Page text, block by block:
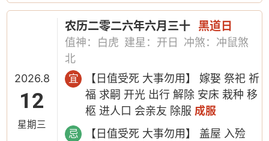
2026.8
12
星期三
农历二零二六年六月三十 黑道日
值神：白虎 建星：开日
冲煞：冲鼠煞
北
宜
【日值受死 大事勿用】 嫁娶 祭祀 祈
福 求嗣 开光 出行 解除 安床 栽种 移
柩 进人口 会亲友 除服成服
忌
【日值受死 大事勿用】 盖屋 入殓